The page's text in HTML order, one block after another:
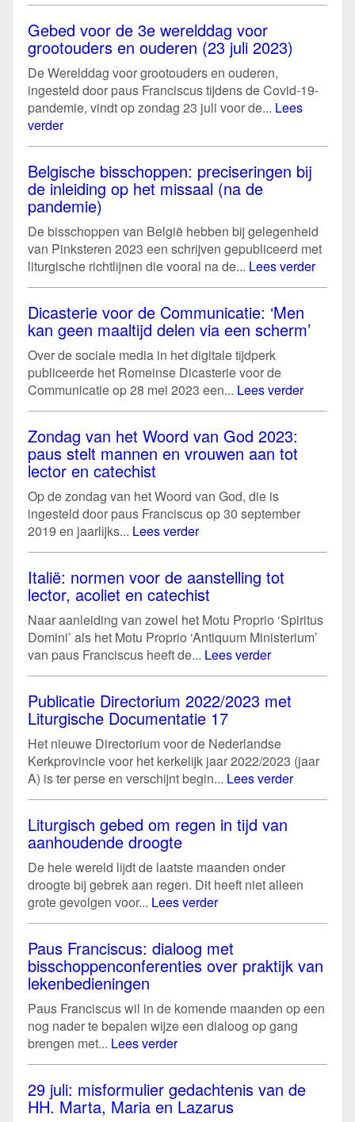
Gebed voor de 3e werelddag voor
grootouders en ouderen (23 juli 2023)
De Werelddag voor grootouders en ouderen,
ingesteld door paus Franciscus tijdens de Covid-19-
pandemie, vindt op zondag 23 juli voor de... Lees
verder
Belgische bisschoppen: preciseringen bij
de inleiding op het missaal (na de
pandemie)
De bisschoppen van België hebben bij gelegenheid
van Pinksteren 2023 een schrijven gepubliceerd met
liturgische richtlijnen die vooral na de... Lees verder
Dicasterie voor de Communicatie: ‘Men
kan geen maaltijd delen via een scherm’
Over de sociale media in het digitale tijdperk
publiceerde het Romeinse Dicasterie voor de
Communicatie op 28 mei 2023 een... Lees verder
Zondag van het Woord van God 2023:
paus stelt mannen en vrouwen aan tot
lector en catechist
Op de zondag van het Woord van God, die is
ingesteld door paus Franciscus op 30 september
2019 en jaarlijks... Lees verder
Italië: normen voor de aanstelling tot
lector, acoliet en catechist
Naar aanleiding van zowel het Motu Proprio ‘Spiritus
Domini’ als het Motu Proprio ‘Antiquum Ministerium’
van paus Franciscus heeft de... Lees verder
Publicatie Directorium 2022/2023 met
Liturgische Documentatie 17
Het nieuwe Directorium voor de Nederlandse
Kerkprovincie voor het kerkelijk jaar 2022/2023 (jaar
A) is ter perse en verschijnt begin... Lees verder
Liturgisch gebed om regen in tijd van
aanhoudende droogte
De hele wereld lijdt de laatste maanden onder
droogte bij gebrek aan regen. Dit heeft niet alleen
grote gevolgen voor... Lees verder
Paus Franciscus: dialoog met
bisschoppenconferenties over praktijk van
lekenbedieningen
Paus Franciscus wil in de komende maanden op een
nog nader te bepalen wijze een dialoog op gang
brengen met... Lees verder
29 juli: misformulier gedachtenis van de
HH. Marta, Maria en Lazarus